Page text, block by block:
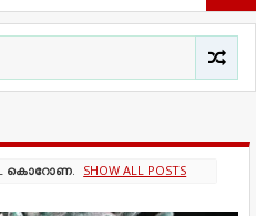
കൊറോണ. SHOW ALL POSTS